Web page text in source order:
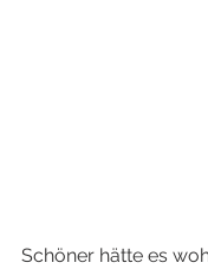
Schöner hätte es